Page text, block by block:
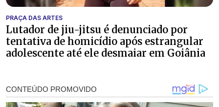
PRAÇA DAS ARTES
Lutador de jiu-jitsu é denunciado por
tentativa de homicídio após estrangular
adolescente até ele desmaiar em Goiânia